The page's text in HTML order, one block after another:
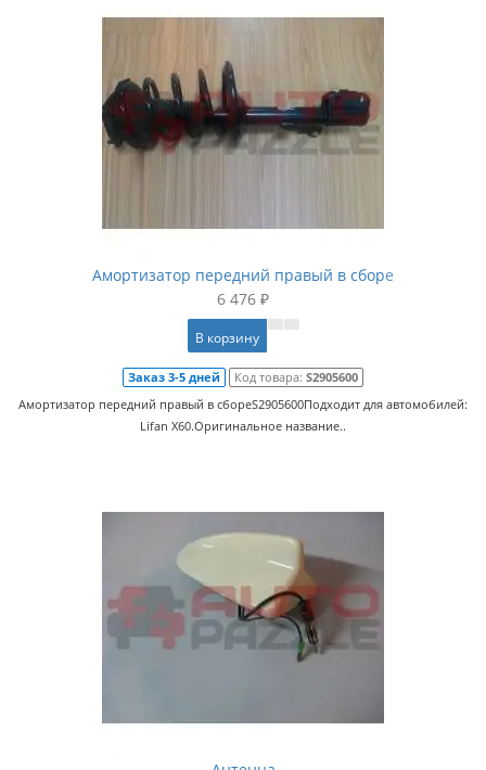
Амортизатор передний правый в сборе
6 476 ₽
В корзину
Заказ 3-5 дней Код товара: S2905600
Амортизатор передний правый в сбореS2905600Подходит для автомобилей:
Lifan X60.Оригинальное название..